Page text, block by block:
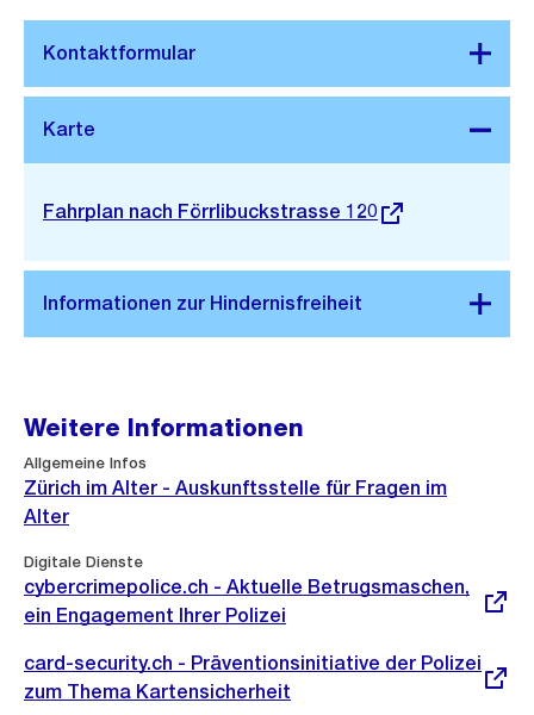
Stadtplan 3D
Externer
Fahrplan nach Förrlibuckstrasse 120
Weitere Informationen
Allgemeine Infos
Zürich im Alter - Auskunftsstelle für Fragen im
Alter
Digitale Dienste
Externer
Link:
cybercrimepolice.ch - Aktuelle Betrugsmaschen,
ein Engagement Ihrer Polizei
Externer
Link:
card-security.ch - Präventionsinitiative der Polizei
zum Thema Kartensicherheit